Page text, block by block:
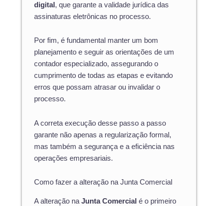
digital , que garante a validade jurídica das
assinaturas eletrônicas no processo.
Por fim, é fundamental manter um bom
planejamento e seguir as orientações de um
contador especializado, assegurando o
cumprimento de todas as etapas e evitando
erros que possam atrasar ou invalidar o
processo.
A correta execução desse passo a passo
garante não apenas a regularização formal,
mas também a segurança e a eficiência nas
operações empresariais.
Como fazer a alteração na Junta Comercial
A alteração na Junta Comercial é o primeiro